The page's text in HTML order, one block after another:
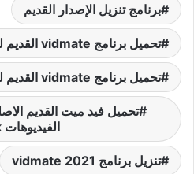
برنامج تنزيل الإصدار القديم
تحميل برنامج vidmate القديم للكمبيوتر
تحميل برنامج vidmate القديم للموبايل APK
الفيديوهات apk
تنزيل برنامج vidmate 2021